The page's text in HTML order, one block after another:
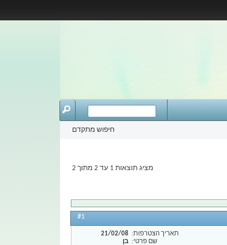
חיפוש מתקדם
מציג תוצאות 1 עד 2 מתוך 2
#1
תאריך הצטרפות
21/02/08
שם פרטי
בן